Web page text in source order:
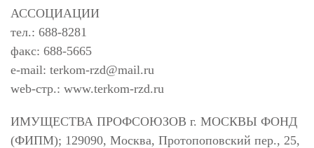
АССОЦИАЦИИ
тел.: 688-8281
факс: 688-5665
e-mail: terkom-rzd@mail.ru
web-стр.: www.terkom-rzd.ru
ИМУЩЕСТВА ПРОФСОЮЗОВ г. МОСКВЫ ФОНД
(ФИПМ); 129090, Москва, Протопоповский пер., 25,